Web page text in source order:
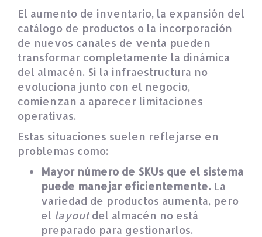
El aumento de inventario, la expansión del
catálogo de productos o la incorporación
de nuevos canales de venta pueden
transformar completamente la dinámica
del almacén. Si la infraestructura no
evoluciona junto con el negocio,
comienzan a aparecer limitaciones
operativas.
Estas situaciones suelen reflejarse en
problemas como:
Mayor número de SKUs que el sistema
puede manejar eficientemente. La
variedad de productos aumenta, pero
el layoutdel almacén no está
preparado para gestionarlos.